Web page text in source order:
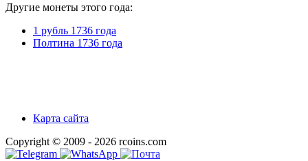
Другие монеты этого года:
1 рубль 1736 года
Полтина 1736 года
Карта сайта
Copyright © 2009 - 2026 rcoins.com